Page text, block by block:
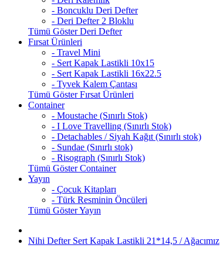
- Boncuklu Deri Defter
- Deri Defter 2 Bloklu
Tümü Göster Deri Defter
Fırsat Ürünleri
- Travel Mini
- Sert Kapak Lastikli 10x15
- Sert Kapak Lastikli 16x22.5
- Tyvek Kalem Çantası
Tümü Göster Fırsat Ürünleri
Container
- Moustache (Sınırlı Stok)
- I Love Travelling (Sınırlı Stok)
- Detachables / Siyah Kağıt (Sınırlı stok)
- Sundae (Sınırlı stok)
- Risograph (Sınırlı Stok)
Tümü Göster Container
Yayın
- Çocuk Kitapları
- Türk Resminin Öncüleri
Tümü Göster Yayın
Nihi Defter Sert Kapak Lastikli 21*14,5 / Ağacımız